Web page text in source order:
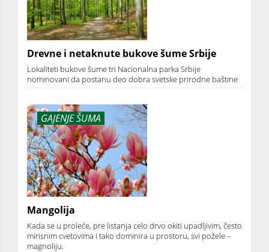
Drevne i netaknute bukove šume Srbije
Lokaliteti bukove šume tri Nacionalna parka Srbije
nominovani da postanu deo dobra svetske prirodne baštine
GAJENJE ŠUMA
Mangolija
Kada se u proleće, pre listanja celo drvo okiti upadljivim, često
mirisnim cvetovima i tako dominira u prostoru, svi požele –
magnoliju.